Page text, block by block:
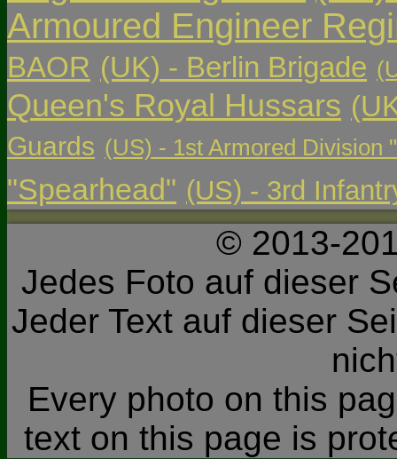
Armoured Engineer
BAOR (UK) - Berlin Brigade
Queen's Royal Hussars
Guards (US) - 1st Armored Division
"Spearhead" (US) - 3rd
© 2013-
Jedes Foto auf dieser
Jeder Text auf dieser
Every photo on this
text on this page is